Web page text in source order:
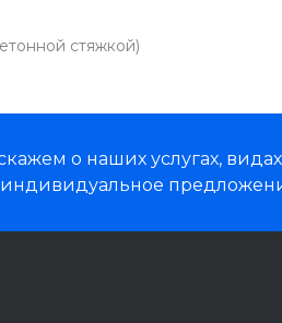
стяжкой)
о наших услугах,